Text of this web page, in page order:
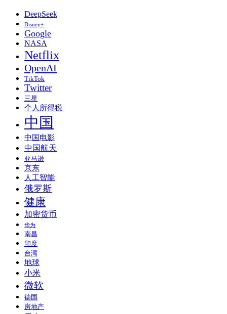
DeepSeek
Disney+
Google
NASA
Netflix
OpenAI
TikTok
Twitter
三星
个人所得税
中国
中国电影
中国航天
亚马逊
京东
人工智能
俄罗斯
健康
加密货币
华为
南昌
印度
台湾
地球
小米
微软
德国
房地产